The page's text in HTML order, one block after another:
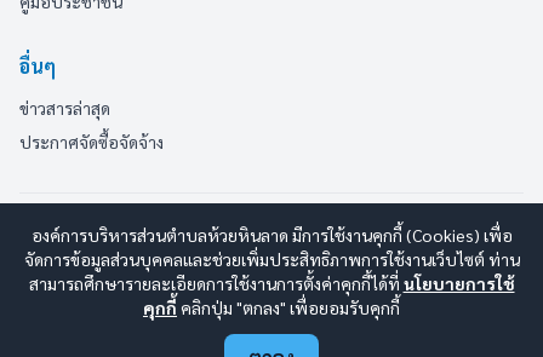
อื่นๆ
ข่าวสารล่าสุด
ประกาศจัดซื้อจัดจ้าง
© 2569 องค์การบริหารส่วนตำบลห้วยหินลาด สงวนลิขสิทธิ์Design By
www.esanwebdesign.com
นโยบายการใช้งาน | นโยบายการคุ้มครองข้อมูลส่วนบุคคล |
นโยบายการรักษาความปลอดภัยมั่นคงเว็บไซต์ | แผนผังเว็บไซต์
องค์การบริหารส่วนตำบลห้วยหินลาด มีการใช้งานคุกกี้ (Cookies) เพื่อ
จัดการข้อมูลส่วนบุคคลและช่วยเพิ่มประสิทธิภาพการใช้งานเว็บไซต์ ท่าน
สามารถศึกษารายละเอียดการใช้งานการตั้งค่าคุกกี้ได้ที่ นโยบายการใช้
คุกกี้ คลิกปุ่ม "ตกลง" เพื่อยอมรับคุกกี้